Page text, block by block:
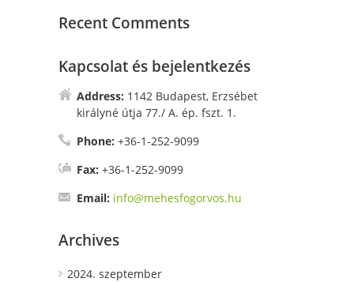
Recent Comments
Kapcsolat és bejelentkezés
Address: 1142 Budapest, Erzsébet
királyné útja 77./ A. ép. fszt. 1.
Phone: +36-1-252-9099
Fax: +36-1-252-9099
Email: info@mehesfogorvos.hu
Archives
2024. szeptember